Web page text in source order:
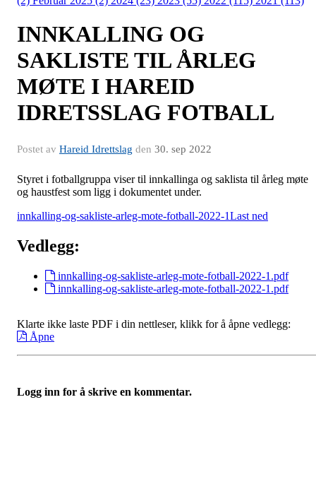
INNKALLING OG
SAKLISTE TIL ÅRLEG
MØTE I HAREID
IDRETSSLAG FOTBALL
Postet av Hareid Idrettslag den 30. sep 2022
Styret i fotballgruppa viser til innkallinga og saklista til årleg møte
og haustfest som ligg i dokumentet under.
innkalling-og-sakliste-arleg-mote-fotball-2022-1Last ned
Vedlegg:
innkalling-og-sakliste-arleg-mote-fotball-2022-1.pdf
innkalling-og-sakliste-arleg-mote-fotball-2022-1.pdf
Klarte ikke laste PDF i din nettleser, klikk for å åpne vedlegg:
Åpne
Logg inn for å skrive en kommentar.